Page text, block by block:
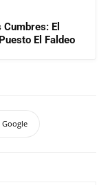
El
El Faldeo
Google